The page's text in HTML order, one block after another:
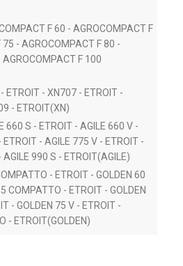
F 60 - AGROCOMPACT F
- AGROCOMPACT F 80 -
F 100
ETROIT - XN707 - ETROIT -
- ETROIT(XN)
660 S - ETROIT - AGILE 660 V -
ETROIT - AGILE 775 V - ETROIT -
990 S - ETROIT(AGILE)
- ETROIT - GOLDEN 60
COMPATTO - ETROIT - GOLDEN
- GOLDEN 75 V - ETROIT -
- ETROIT(GOLDEN)